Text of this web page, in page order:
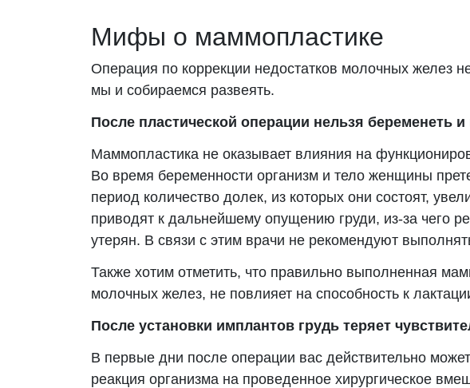
Мифы о маммопластике
Операция по коррекции недостатков молочных желез
мы и собираемся развеять.
После пластической операции нельзя беременеть
Маммопластика не оказывает влияния на
Во время беременности организм и тело женщины
период количество долек, из которых они состоят,
приводят к дальнейшему опущению груди, из-за чего
утерян. В связи с этим врачи не рекомендуют
Также хотим отметить, что правильно выполненная
молочных желез, не повлияет на способность к
После установки имплантов грудь теряет
В первые дни после операции вас действительно
реакция организма на проведенное хирургическое